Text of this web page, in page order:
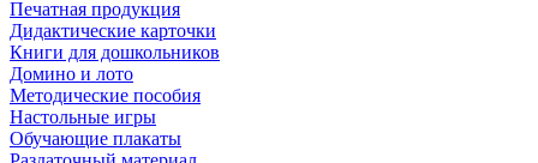
Печатная продукция
Дидактические карточки
Книги для дошкольников
Домино и лото
Методические пособия
Настольные игры
Обучающие плакаты